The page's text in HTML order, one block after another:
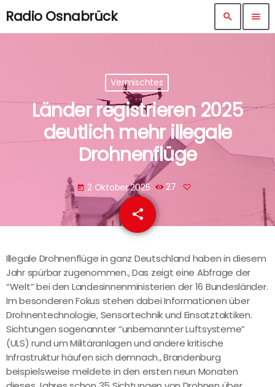
Radio Osnabrück search menu
Vermischtes
Länder registrieren 2025
deutlich mehr illegale
Drohnenflüge
today 2 Oktober 2025 27
share
email
Illegale Drohnenflüge in ganz Deutschland haben in diesem
Jahr spürbar zugenommen., Das zeigt eine Abfrage der
“Welt” bei den Landesinnenministerien der 16 Bundesländer.
Im besonderen Fokus stehen dabei Informationen über
Drohnentechnologie, Sensortechnik und Einsatztaktiken.
Sichtungen sogenannter “unbemannter Luftsysteme”
(ULS) rund um Militäranlagen und andere kritische
Infrastruktur häufen sich demnach., Brandenburg
beispielsweise meldete in den ersten neun Monaten